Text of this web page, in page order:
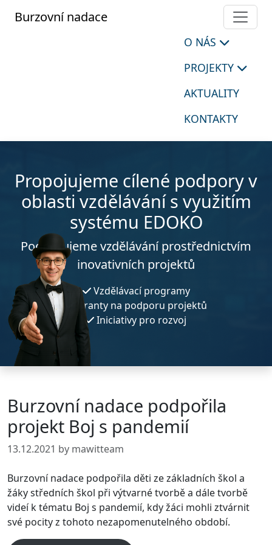
Burzovní nadace
O NÁS
PROJEKTY
AKTUALITY
KONTAKTY
Propojujeme cílené podpory v
oblasti vzdělávání s využitím
systému EDOKO
Podporujeme vzdělávání prostřednictvím
inovativních projektů
Vzdělávací programy
Granty na podporu projektů
Iniciativy pro rozvoj
Burzovní nadace podpořila
projekt Boj s pandemií
13.12.2021 by mawitteam
Burzovní nadace podpořila děti ze základních škol a
žáky středních škol při výtvarné tvorbě a dále tvorbě
videí k tématu Boj s pandemií, kdy žáci mohli ztvárnit
své pocity z tohoto nezapomenutelného období.